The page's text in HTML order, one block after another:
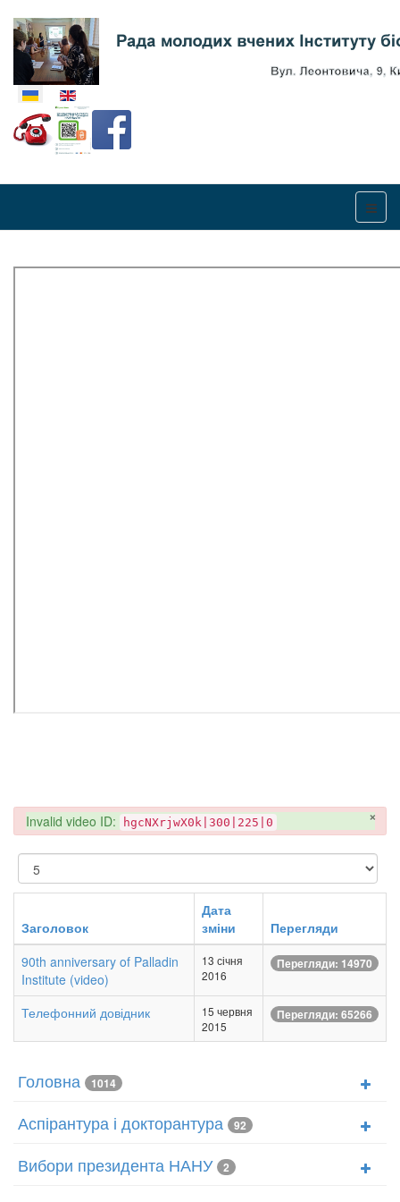
Оберіть свою мову
×
danger
Invalid video ID: hgcNXrjwX0k|300|225|0
Показувати
Заголовок
Дата
зміни
Перегляди
90th anniversary of Palladin
Institute (video)
13 січня
2016
Перегляди: 14970
Телефонний довідник
15 червня
2015
Перегляди: 65266
Головна 1014
Аспірантура і докторантура 92
Вибори президента НАНУ 2